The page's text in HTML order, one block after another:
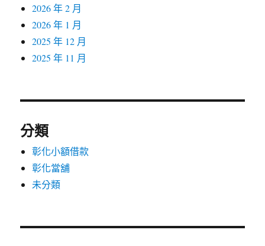
2026 年 2 月
2026 年 1 月
2025 年 12 月
2025 年 11 月
分類
彰化小額借款
彰化當舖
未分類